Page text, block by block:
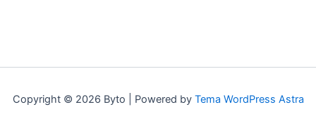
Copyright © 2026 Byto | Powered by Tema WordPress Astra